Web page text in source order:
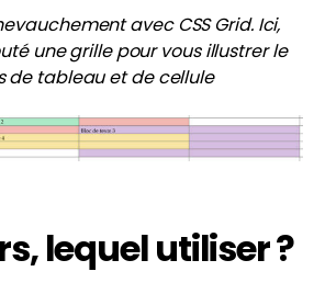
avec CSS Grid. Ici,
une grille pour vous illustrer le
de tableau et de cellule
lequel utiliser ?